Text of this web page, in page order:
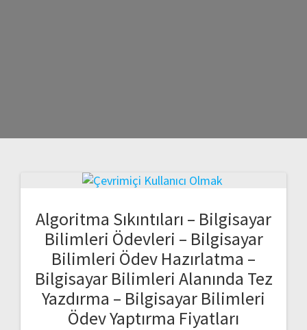
Algoritma Sıkıntıları – Bilgisayar
Bilimleri Ödevleri – Bilgisayar
Bilimleri Ödev Hazırlatma –
Bilgisayar Bilimleri Alanında Tez
Yazdırma – Bilgisayar Bilimleri
Ödev Yaptırma Fiyatları